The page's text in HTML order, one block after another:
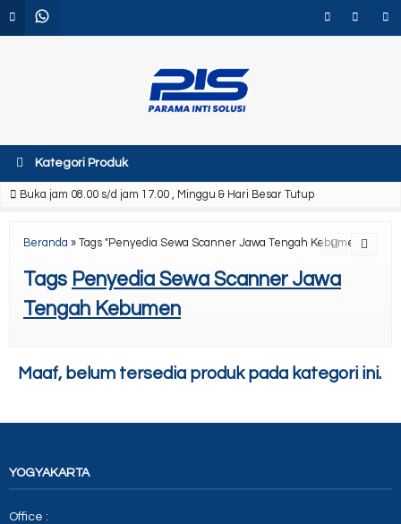
Kategori Produk
Buka jam 08.00 s/d jam 17.00 , Minggu & Hari Besar Tutup
Beranda » Tags "Penyedia Sewa Scanner Jawa Tengah Kebumen"
Tags Penyedia Sewa Scanner Jawa
Tengah Kebumen
Maaf, belum tersedia produk pada kategori ini.
YOGYAKARTA
Office :